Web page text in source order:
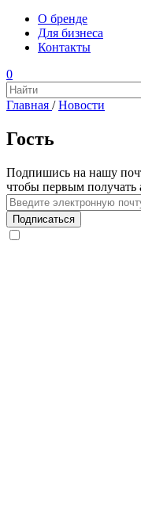
О бренде
Для бизнеса
Контакты
0
Главная / Новости
Гость
Подпишись на нашу
чтобы первым
Подписаться